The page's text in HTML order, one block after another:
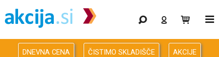
Gaming
Odprodaja
DNEVNA CENA ČISTIMO SKLADIŠČE AKCIJE